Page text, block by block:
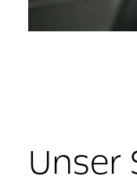
Unser